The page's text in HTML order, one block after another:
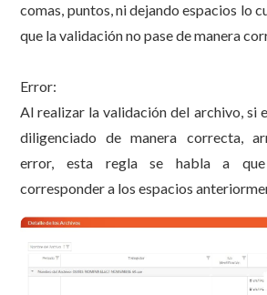
comas, puntos, ni dejando espacios lo
que la validación no pase de manera
Error:
Al realizar la validación del archivo, si
diligenciado de manera correcta,
error, esta regla se habla a
corresponder a los espacios